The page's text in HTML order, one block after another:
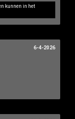
kunnen in het
6-4-2026